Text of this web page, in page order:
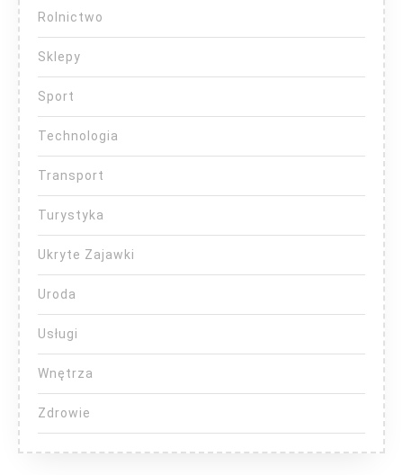
Rolnictwo
Sklepy
Sport
Technologia
Transport
Turystyka
Ukryte Zajawki
Uroda
Usługi
Wnętrza
Zdrowie